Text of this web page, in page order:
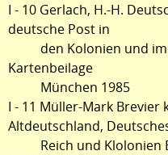
I - 10 Gerlach, H.-H.
deutsche Post in
den Kolonien und im
Kartenbeilage
München 1985
I - 11 Müller-Mark Brevier
Altdeutschland,
Reich und Klolonien